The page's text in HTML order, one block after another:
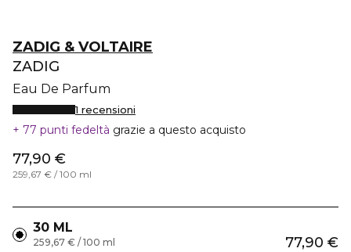
ZADIG & VOLTAIRE
ZADIG
Eau De Parfum
1 recensioni
77 punti fedeltà grazie a questo acquisto
77,90 €
259,67 € / 100 ml
30 ML
77,90 €
259,67 € / 100 ml